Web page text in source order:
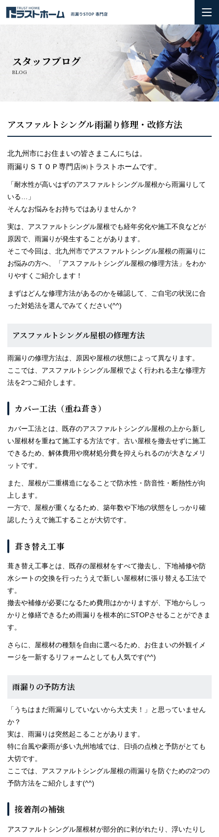
雨漏りの基礎知識
お問い合わせ
施工実績
スタッフブログ
BLOG
アスファルトシングル雨漏り修理・改修方法
北九州市にお住まいの皆さまこんにちは。
雨漏りＳＴＯＰ専門店㈱トラストホームです。
「耐水性が高いはずのアスファルトシングル屋根から雨漏りして
いる…」
そんなお悩みをお持ちではありませんか？
実は、アスファルトシングル屋根でも経年劣化や施工不良などが
原因で、雨漏りが発生することがあります。
そこで今回は、北九州市でアスファルトシングル屋根の雨漏りに
お悩みの方へ、「アスファルトシングル屋根の修理方法」をわか
りやすくご紹介します！
まずはどんな修理方法があるのかを確認して、ご自宅の状況に合
った対処法を選んでみてください(^^)
アスファルトシングル屋根の修理方法
雨漏りの修理方法は、原因や屋根の状態によって異なります。
ここでは、アスファルトシングル屋根でよく行われる主な修理方
法を2つご紹介します。
カバー工法（重ね葺き）
カバー工法とは、既存のアスファルトシングル屋根の上から新し
い屋根材を重ねて施工する方法です。古い屋根を撤去せずに施工
できるため、解体費用や廃材処分費を抑えられるのが大きなメリ
ットです。
また、屋根が二重構造になることで防水性・防音性・断熱性が向
上します。
一方で、屋根が重くなるため、築年数や下地の状態をしっかり確
認したうえで施工することが大切です。
葺き替え工事
葺き替え工事とは、既存の屋根材をすべて撤去し、下地補修や防
水シートの交換を行ったうえで新しい屋根材に張り替える工法で
す。
撤去や補修が必要になるため費用はかかりますが、下地からしっ
かりと修繕できるため雨漏りを根本的にSTOPさせることができま
す。
さらに、屋根材の種類を自由に選べるため、お住まいの外観イメ
ージを一新するリフォームとしても人気です(^^)
雨漏りの予防方法
「うちはまだ雨漏りしていないから大丈夫！」と思っていません
か？
実は、雨漏りは突然起こることがあります。
特に台風や豪雨が多い九州地域では、日頃の点検と予防がとても
大切です。
ここでは、アスファルトシングル屋根の雨漏りを防ぐための2つの
予防方法をご紹介します(^^)
接着剤の補強
アスファルトシングル屋根材が部分的に剥がれたり、浮いたりし